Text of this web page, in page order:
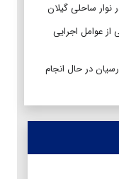
ساحلی گیلان
عوامل اجرایی
در حال انجام